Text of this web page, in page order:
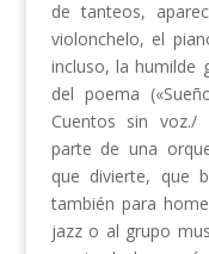
de tanteos,
violonchelo, el
incluso, la humilde
del poema
Cuentos sin voz./
parte de una
que divierte, que
también para
jazz o al grupo